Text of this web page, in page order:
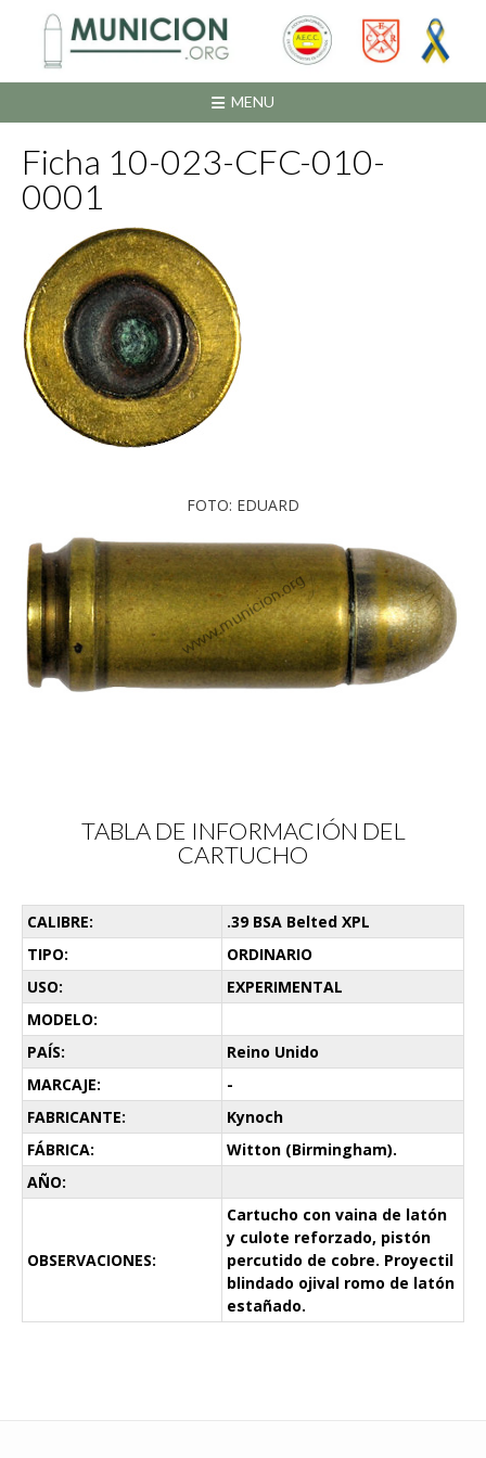
contenido
MENU
Ficha 10-023-CFC-010-
0001
FOTO: EDUARD
TABLA DE INFORMACIÓN DEL
CARTUCHO
CALIBRE:
.39 BSA Belted XPL
TIPO:
ORDINARIO
USO:
EXPERIMENTAL
MODELO:
PAÍS:
Reino Unido
MARCAJE:
-
FABRICANTE:
Kynoch
FÁBRICA:
Witton (Birmingham).
AÑO:
OBSERVACIONES:
Cartucho con vaina de latón
y culote reforzado, pistón
percutido de cobre. Proyectil
blindado ojival romo de latón
estañado.